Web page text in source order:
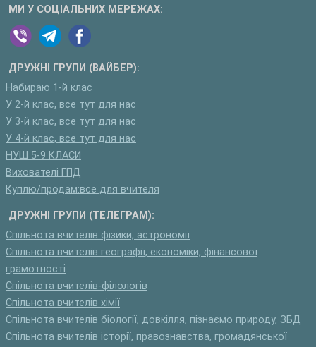
МИ У СОЦІАЛЬНИХ МЕРЕЖАХ:
ДРУЖНІ ГРУПИ (ВАЙБЕР):
Набираю 1-й клас
У 2-й клас, все тут для нас
У 3-й клас, все тут для нас
У 4-й клас, все тут для нас
НУШ 5-9 КЛАСИ
Вихователі ГПД
Куплю/продам:все для вчителя
ДРУЖНІ ГРУПИ (ТЕЛЕГРАМ):
Спільнота вчителів фізики, астрономії
Спільнота вчителів географії, економіки, фінансової
грамотності
Спільнота вчителів-філологів
Спільнота вчителів хімії
Спільнота вчителів біології, довкілля, пізнаємо природу, ЗБД
Спільнота вчителів історії, правознавства, громадянської